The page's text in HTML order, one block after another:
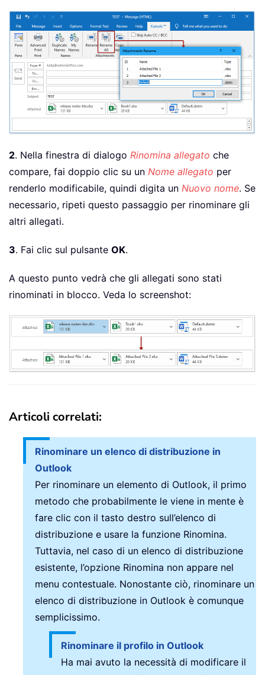
2. Nella finestra di dialogo Rinomina allegato che
compare, fai doppio clic su un Nome allegato per
renderlo modificabile, quindi digita un Nuovo nome. Se
necessario, ripeti questo passaggio per rinominare gli
altri allegati.
3. Fai clic sul pulsante OK.
A questo punto vedrà che gli allegati sono stati
rinominati in blocco. Veda lo screenshot:
Articoli correlati:
Rinominare un elenco di distribuzione in
Outlook
Per rinominare un elemento di Outlook, il primo
metodo che probabilmente le viene in mente è
fare clic con il tasto destro sull’elenco di
distribuzione e usare la funzione Rinomina.
Tuttavia, nel caso di un elenco di distribuzione
esistente, l’opzione Rinomina non appare nel
menu contestuale. Nonostante ciò, rinominare un
elenco di distribuzione in Outlook è comunque
semplicissimo.
Rinominare il profilo in Outlook
Ha mai avuto la necessità di modificare il